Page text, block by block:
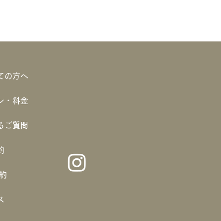
の方へ
・料金
ご質問